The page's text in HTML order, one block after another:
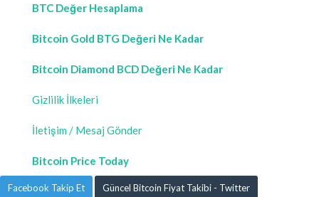
BTC Değer Hesaplama
Bitcoin Gold BTG Değeri Ne Kadar
Bitcoin Diamond BCD Değeri Ne Kadar
Gizlilik İlkeleri
İletişim / Mesaj Gönder
Bitcoin Price Today
Facebook Takip Et Güncel Bitcoin Fiyat Takibi - Twitter